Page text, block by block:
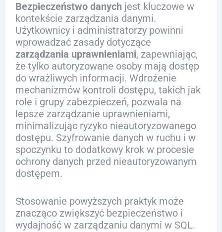
Bezpieczeństwo danych jest kluczowe w
kontekście zarządzania danymi.
Użytkownicy i administratorzy powinni
wprowadzać zasady dotyczące
zarządzania uprawnieniami, zapewniając,
że tylko autoryzowane osoby mają dostęp
do wrażliwych informacji. Wdrożenie
mechanizmów kontroli dostępu, takich jak
role i grupy zabezpieczeń, pozwala na
lepsze zarządzanie uprawnieniami,
minimalizując ryzyko nieautoryzowanego
dostępu. Szyfrowanie danych w ruchu i w
spoczynku to dodatkowy krok w procesie
ochrony danych przed nieautoryzowanym
dostępem.
Stosowanie powyższych praktyk może
znacząco zwiększyć bezpieczeństwo i
wydajność w zarządzaniu danymi w SQL.